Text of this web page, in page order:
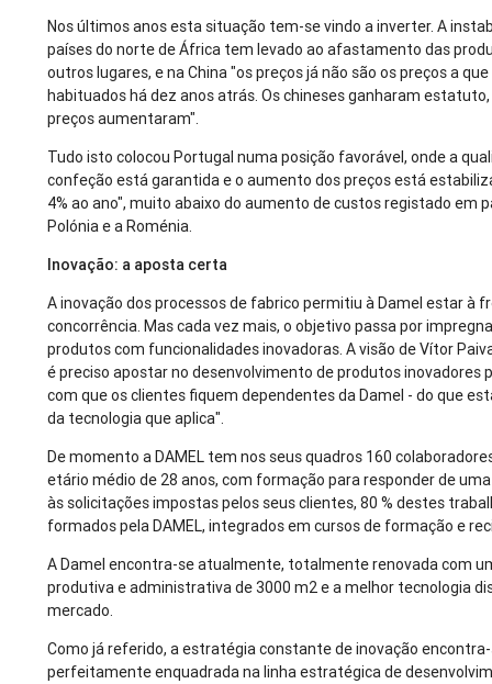
Nos últimos anos esta situação tem-se vindo a inverter. A
países do norte de África tem levado ao afastamento das
outros lugares, e na China "os preços já não são os preços a
habituados há dez anos atrás. Os chineses ganharam
preços aumentaram".
Tudo isto colocou Portugal numa posição favorável, onde a
confeção está garantida e o aumento dos preços está
4% ao ano", muito abaixo do aumento de custos registado em
Polónia e a Roménia.
Inovação: a aposta certa
A inovação dos processos de fabrico permitiu à Damel estar à
concorrência. Mas cada vez mais, o objetivo passa por
produtos com funcionalidades inovadoras. A visão de Vítor
é preciso apostar no desenvolvimento de produtos inovadores
com que os clientes fiquem dependentes da Damel - do que
da tecnologia que aplica".
De momento a DAMEL tem nos seus quadros 160
etário médio de 28 anos, com formação para responder de
às solicitações impostas pelos seus clientes, 80 % destes
formados pela DAMEL, integrados em cursos de formação e
A Damel encontra-se atualmente, totalmente renovada com
produtiva e administrativa de 3000 m2 e a melhor tecnologia
mercado.
Como já referido, a estratégia constante de inovação
perfeitamente enquadrada na linha estratégica de